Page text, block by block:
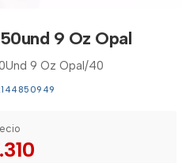
9 Oz Opal
9 Oz Opal/40